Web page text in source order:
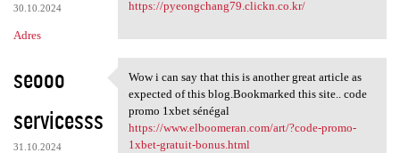
30.10.2024
Adres
https://pyeongchang79.clickn.co.kr/
seooo
servicesss
31.10.2024
Wow i can say that this is
Wow i can say that this is another great article as
expected of this blog.Bookmarked this site.. code
promo 1xbet sénégal
https://www.elboomeran.com/art/?code-promo-
1xbet-gratuit-bonus.html